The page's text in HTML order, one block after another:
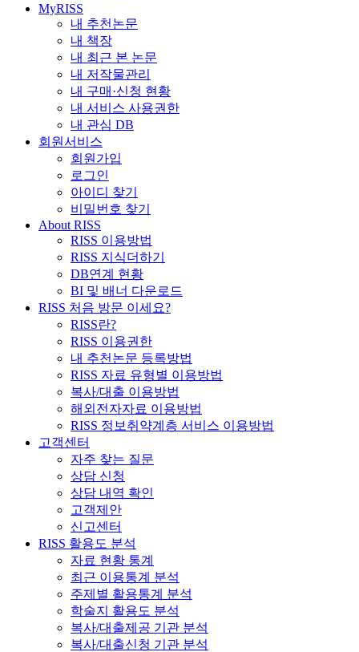
MyRISS
내 추천논문
내 책장
내 최근 본 논문
내 저작물관리
내 구매·신청 현황
내 서비스 사용권한
내 관심 DB
회원서비스
회원가입
로그인
아이디 찾기
비밀번호 찾기
About RISS
RISS 이용방법
RISS 지식더하기
DB연계 현황
BI 및 배너 다운로드
RISS 처음 방문 이세요?
RISS란?
RISS 이용권한
내 추천논문 등록방법
RISS 자료 유형별 이용방법
복사/대출 이용방법
해외전자자료 이용방법
RISS 정보취약계층 서비스 이용방법
고객센터
자주 찾는 질문
상담 신청
상담 내역 확인
고객제안
신고센터
RISS 활용도 분석
자료 현황 통계
최근 이용통계 분석
주제별 활용통계 분석
학술지 활용도 분석
복사/대출제공 기관 분석
복사/대출신청 기관 분석